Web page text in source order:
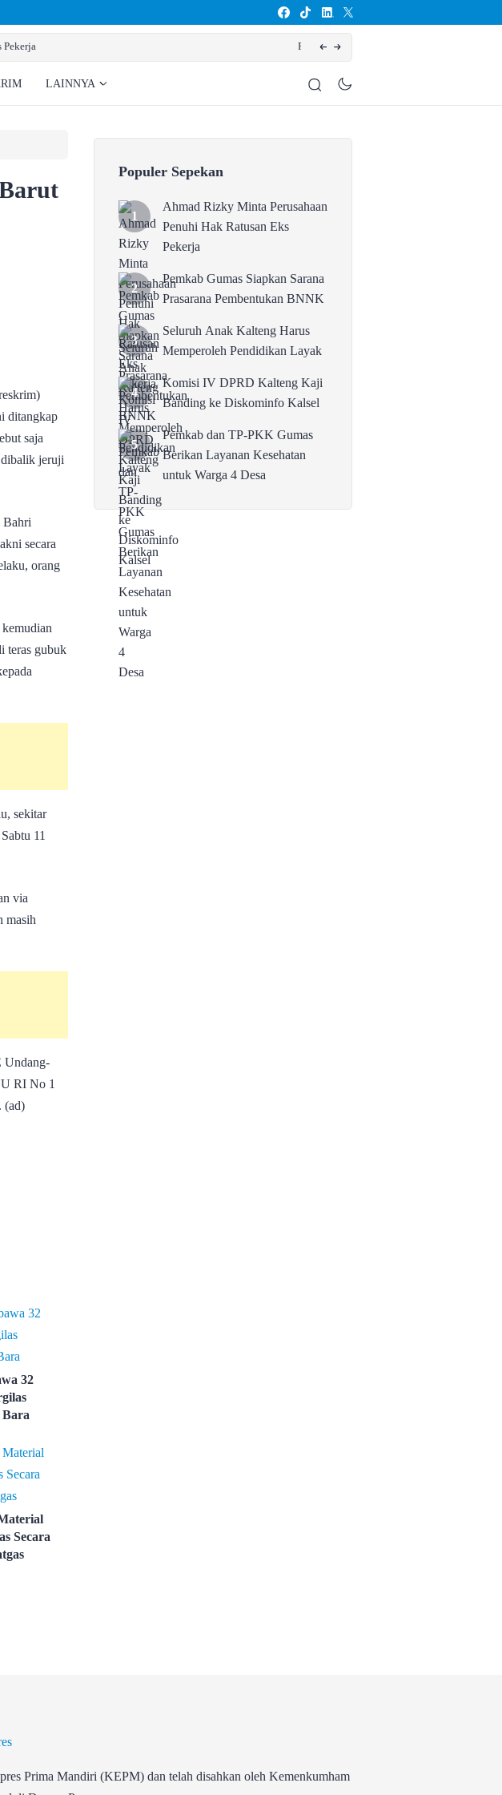
Sarana Prasarana Pembentukan BNNK
LAINNYA
ditangkap
saja
dibalik jeruji
Bahri
secara
orang
teras gubuk
sekitar
11
via
masih
Undang-
RI No 1
(ad)
32
Secara
Populer Sepekan
Ahmad Rizky Minta Perusahaan
Penuhi Hak Ratusan Eks
Pekerja
Pemkab Gumas Siapkan Sarana
Prasarana Pembentukan BNNK
Seluruh Anak Kalteng Harus
Memperoleh Pendidikan Layak
Komisi IV DPRD Kalteng Kaji
Banding ke Diskominfo Kalsel
Pemkab dan TP-PKK Gumas
Berikan Layanan Kesehatan
untuk Warga 4 Desa
Prima Mandiri (KEPM) dan telah disahkan oleh Kemenkumham